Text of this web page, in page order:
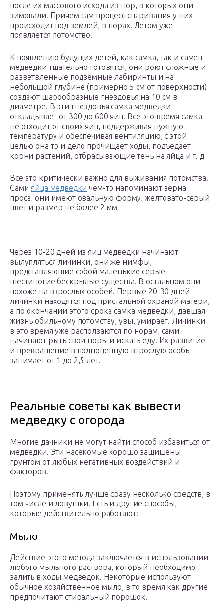
после их массового исхода из нор, в которых они
зимовали. Причем сам процесс спаривания у них
происходит под землей, в норах. Летом уже
появляется потомство.
К появлению будущих детей, как самка, так и самец
медведки тщательно готовятся, они роют сложные и
разветвленные подземные лабиринты и на
небольшой глубине (примерно 5 см от поверхности)
создают шарообразные гнездовья на 10 см в
диаметре. В эти гнездовья самка медведки
откладывает от 300 до 600 яиц. Все это время самка
не отходит от своих яиц, поддерживая нужную
температуру и обеспечивая вентиляцию, с этой
целью она то и дело прочищает ходы, подъедает
корни растений, отбрасывающие тень на яйца и т. д
Все это критически важно для выживания потомства.
Сами яйца медведки чем-то напоминают зерна
проса, они имеют овальную форму, желтовато-серый
цвет и размер не более 2 мм
Через 10-20 дней из яиц медведки начинают
вылупляться личинки, они же нимфы,
представляющие собой маленькие серые
шестиногие бескрылые существа. В остальном они
похоже на взрослых особей. Первые 20-30 дней
личинки находятся под пристальной охраной матери,
а по окончании этого срока самка медведки, давшая
жизнь обильному потомству, увы, умирает. Личинки
в это время уже расползаются по норам, сами
начинают рыть свои норы и искать еду. Их развитие
и превращение в полноценную взрослую особь
занимает от 1 до 2,5 лет.
Реальные советы как вывести
медведку с огорода
Многие дачники не могут найти способ избавиться от
медведки. Эти насекомые хорошо защищены
грунтом от любых негативных воздействий и
факторов.
Поэтому применять лучше сразу несколько средств, в
том числе и ловушки. Есть и другие способы,
которые действительно работают:
Мыло
Действие этого метода заключается в использовании
любого мыльного раствора, который необходимо
залить в ходы медведок. Некоторые используют
обычное хозяйственное мыло, в то время как другие
предпочитают стиральный порошок.